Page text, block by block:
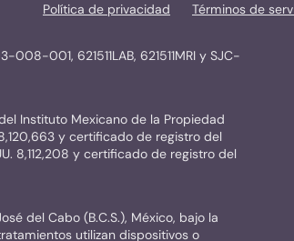
Política de privacidad Términos de
001, 621511LAB, 621511MRI y SJC-
Instituto Mexicano de la Propiedad
y certificado de registro del
8,112,208 y certificado de registro del
del Cabo (B.C.S.), México, bajo la
utilizan dispositivos o